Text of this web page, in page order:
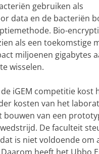
gebruiken als
data en de bacteriën
Bio-
als een toekomstige
miljoenen gigabytes
wisselen.
iGEM competitie kost
kosten van het
bouwen van een
De faculteit
is niet voldoende om